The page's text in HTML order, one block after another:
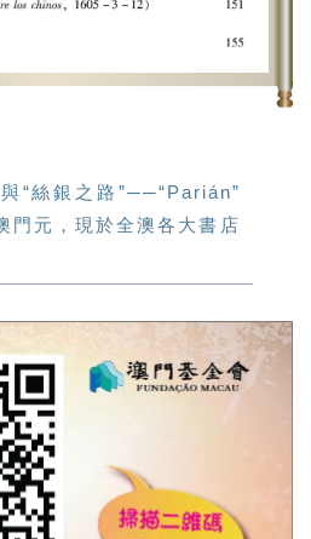
與“絲銀之路”──“Parián”
門元，現於全澳各大書店